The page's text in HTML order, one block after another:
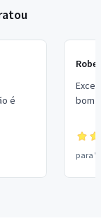
é
bom
para